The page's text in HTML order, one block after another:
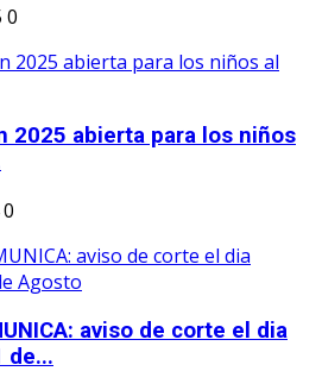
0
2025 abierta para los niños
0
aviso de corte el dia
de...